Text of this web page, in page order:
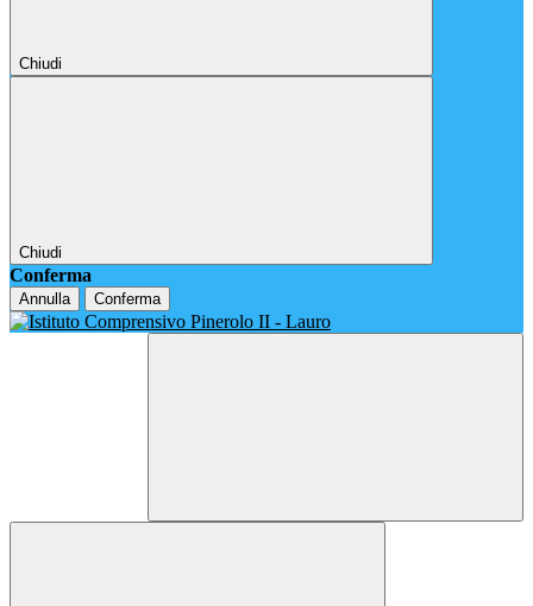
Chiudi
Chiudi
Conferma
Annulla Conferma